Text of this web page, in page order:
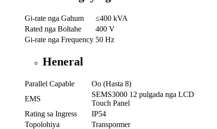
Gi-rate nga Gahum
≤400 kVA
Rated nga Boltahe
400 V
Gi-rate nga Frequency 50 Hz
Heneral
Parallel Capable
Oo (Hasta 8)
EMS
SEMS3000 12 pulgada nga LCD
Touch Panel
Rating sa Ingress
IP54
Topolohiya
Transpormer